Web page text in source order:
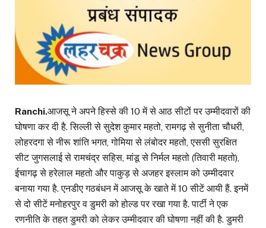
Ranchi.आजसू ने अपने हिस्से की 10 में से आठ सीटों पर उम्मीदवारों की
घोषणा कर दी है. सिल्ली से सुदेश कुमार महतो, रामगढ़ से सुनीता चौधरी,
लोहरदगा से नीरू शांति भगत, गोमिया से लंबोदर महतो, एससी सुरक्षित
सीट जुगसलाई से रामचंद्र सहिस, मांडू से निर्मल महतो (तिवारी महतो),
ईचागढ़ से हरेलाल महतो और पाकुड़ से अजहर इस्लाम को उम्मीदवार
बनाया गया है. एनडीए गठबंधन में आजसू के खाते में 10 सीटें आयी हैं. इनमें
से दो सीटें मनोहरपुर व डुमरी को होल्ड पर रखा गया है. पार्टी ने एक
रणनीति के तहत डुमरी को लेकर उम्मीदवार की घोषणा नहीं की है. डुमरी